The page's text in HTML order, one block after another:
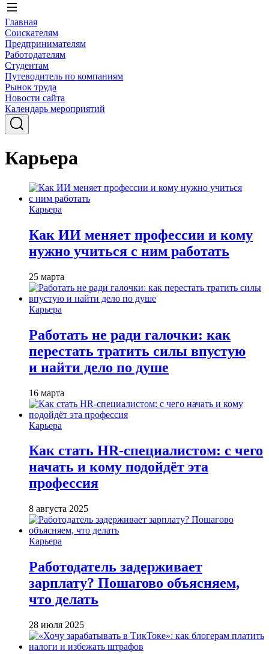
Главная
Соискателям
Предпринимателям
Работодателям
Студентам
Путеводитель по компаниям
Рынок труда
Новости сайта
Календарь мероприятий
Карьера
Карьера
Как ИИ меняет профессии и кому
нужно учиться с ним работать
25 марта
Карьера
Работать не ради галочки: как
перестать тратить силы впустую
и найти дело по душе
16 марта
Карьера
Как стать HR-специалистом: с чего
начать и кому подойдёт эта
профессия
8 августа 2025
Карьера
Работодатель задерживает
зарплату? Пошагово объясняем,
что делать
28 июля 2025